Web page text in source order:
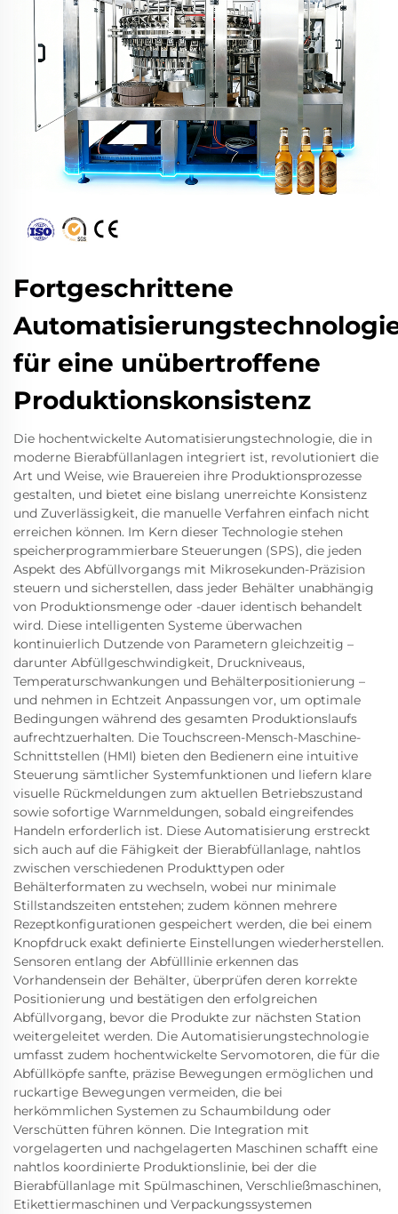
Fortgeschrittene
für eine unübertroffene
Produktionskonsistenz
Die hochentwickelte Automatisierungstechnologie, die in
moderne Bierabfüllanlagen integriert ist, revolutioniert die
Art und Weise, wie Brauereien ihre Produktionsprozesse
gestalten, und bietet eine bislang unerreichte Konsistenz
und Zuverlässigkeit, die manuelle Verfahren einfach nicht
erreichen können. Im Kern dieser Technologie stehen
speicherprogrammierbare Steuerungen (SPS), die jeden
Aspekt des Abfüllvorgangs mit Mikrosekunden-Präzision
steuern und sicherstellen, dass jeder Behälter unabhängig
von Produktionsmenge oder -dauer identisch behandelt
wird. Diese intelligenten Systeme überwachen
kontinuierlich Dutzende von Parametern gleichzeitig –
darunter Abfüllgeschwindigkeit, Druckniveaus,
Temperaturschwankungen und Behälterpositionierung –
und nehmen in Echtzeit Anpassungen vor, um optimale
Bedingungen während des gesamten Produktionslaufs
aufrechtzuerhalten. Die Touchscreen-Mensch-Maschine-
Schnittstellen (HMI) bieten den Bedienern eine intuitive
Steuerung sämtlicher Systemfunktionen und liefern klare
visuelle Rückmeldungen zum aktuellen Betriebszustand
sowie sofortige Warnmeldungen, sobald eingreifendes
Handeln erforderlich ist. Diese Automatisierung erstreckt
sich auch auf die Fähigkeit der Bierabfüllanlage, nahtlos
zwischen verschiedenen Produkttypen oder
Behälterformaten zu wechseln, wobei nur minimale
Stillstandszeiten entstehen; zudem können mehrere
Rezeptkonfigurationen gespeichert werden, die bei einem
Knopfdruck exakt definierte Einstellungen wiederherstellen.
Sensoren entlang der Abfülllinie erkennen das
Vorhandensein der Behälter, überprüfen deren korrekte
Positionierung und bestätigen den erfolgreichen
Abfüllvorgang, bevor die Produkte zur nächsten Station
weitergeleitet werden. Die Automatisierungstechnologie
umfasst zudem hochentwickelte Servomotoren, die für die
Abfüllköpfe sanfte, präzise Bewegungen ermöglichen und
ruckartige Bewegungen vermeiden, die bei
herkömmlichen Systemen zu Schaumbildung oder
Verschütten führen können. Die Integration mit
vorgelagerten und nachgelagerten Maschinen schafft eine
nahtlos koordinierte Produktionslinie, bei der die
Bierabfüllanlage mit Spülmaschinen, Verschließmaschinen,
Etikettiermaschinen und Verpackungssystemen